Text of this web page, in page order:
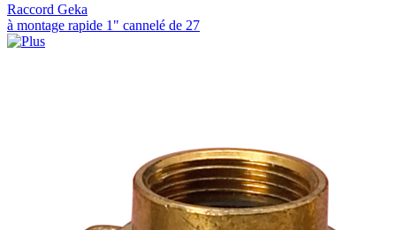
Raccord Geka
à montage rapide 1" cannelé de 27